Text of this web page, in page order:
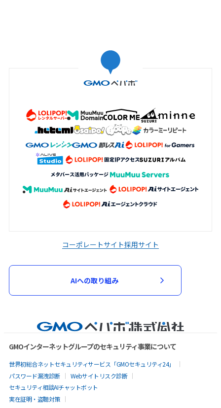
コーポレートサイト採用サイト
AIへの取り組み
GMOインターネットグループのセキュリティ事業について
世界初総合ネットセキュリティサービス「GMOセキュリティ24」
パスワード漏洩診断
Webサイトリスク診断
セキュリティ相談AIチャットボット
実在証明・盗聴対策